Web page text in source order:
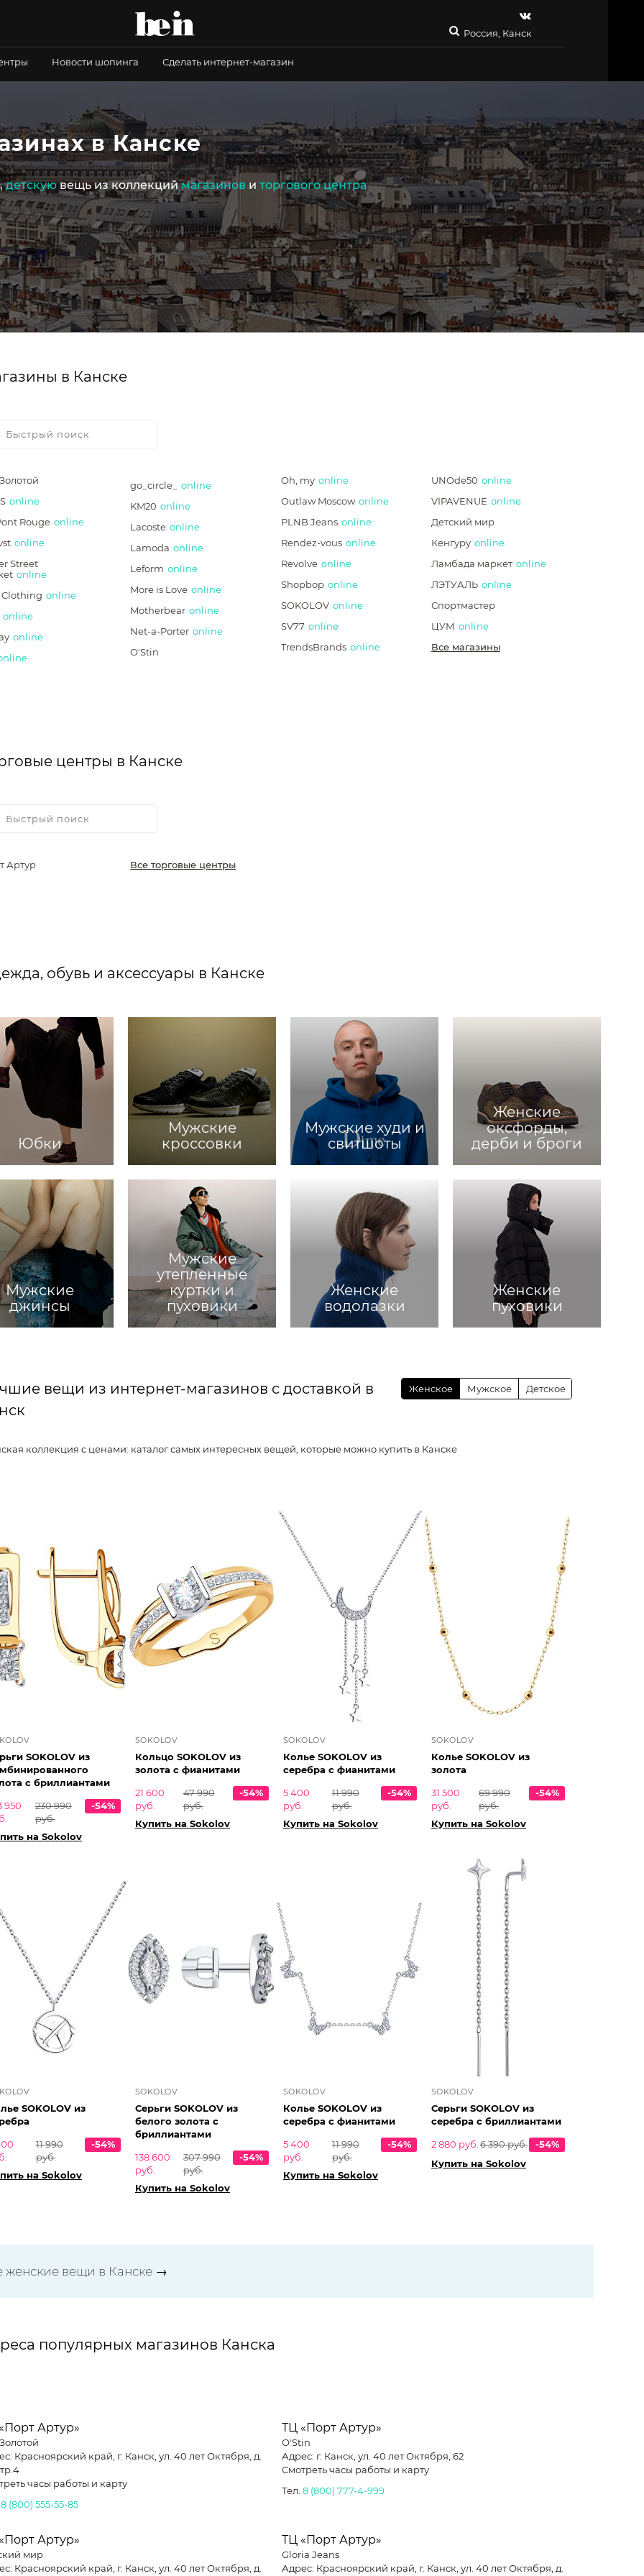
Россия, Канск
Новости шопинга Сделать интернет-магазин
в Канске
,детскуювещь из коллекциймагазинов и торгового центра
в Канске
online
Rouge online
online
Street
online
online
online
online
go_circle_
online
KM20 online
Lacoste online
Lamoda online
Leform online
More is Love online
Motherbear online
Net-a-Porter online
O'Stin
Oh, my online
Outlaw Moscow online
PLNB Jeans online
Rendez-vous online
Revolve online
Shopbop online
SOKOLOV online
SV77 online
TrendsBrands online
UNOde50 online
VIPAVENUE online
Детский мир
Кенгуру online
Ламбада маркет online
ЛЭТУАЛЬ online
Спортмастер
ЦУМ online
Все магазины
центры в Канске
Артур Все торговые центры
обувь и аксессуары в Канске
Юбки
Мужские
кроссовки
Мужские худи и
свитшоты
Женские
оксфорды,
дерби и броги
Мужские
джинсы
Мужские
утепленные
куртки и
пуховики
Женские
водолазки
Женские
пуховики
вещи из интернет-магазинов с доставкой в
Женское Мужское Детское
Женская коллекция с ценами: каталог самых интересных вещей, которые можно купить в Канске
SOKOLOV из
с бриллиантами
950
230 990
руб.
-54%
на Sokolov
SOKOLOV
Кольцо SOKOLOV из
золота с фианитами
21 600
руб.
47 990
руб.
-54%
Купить на Sokolov
SOKOLOV
Колье SOKOLOV из
серебра с фианитами
5 400
руб.
11 990
руб.
-54%
Купить на Sokolov
SOKOLOV
Колье SOKOLOV из
золота
31 500
руб.
69 990
руб.
-54%
Купить на Sokolov
SOKOLOV из
11 990
руб.
-54%
на Sokolov
SOKOLOV
Серьги SOKOLOV из
белого золота с
бриллиантами
138 600
руб.
307 990
руб.
-54%
Купить на Sokolov
SOKOLOV
Колье SOKOLOV из
серебра с фианитами
5 400
руб.
11 990
руб.
-54%
Купить на Sokolov
SOKOLOV
Серьги SOKOLOV из
серебра с бриллиантами
2 880 руб. 6 390 руб.
-54%
Купить на Sokolov
женские вещи в Канске →
популярных магазинов Канска
Артур»
Красноярский край, г. Канск, ул. 40 лет Октября, д.
часы работы и карту
8 (800) 555-55-85
ТЦ «Порт Артур»
O'Stin
Адрес: г. Канск, ул. 40 лет Октября, 62
Смотреть часы работы и карту
Тел.8 (800) 777-4-999
Артур»
мир
Красноярский край, г. Канск, ул. 40 лет Октября, д.
ТЦ «Порт Артур»
Gloria Jeans
Адрес: Красноярский край, г. Канск, ул. 40 лет Октября, д.